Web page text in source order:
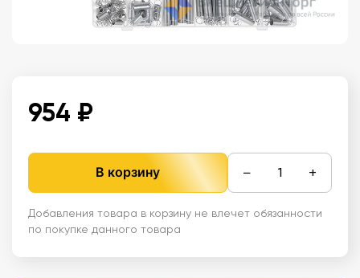
954 ₽
В корзину − +
Добавления товара в корзину не влечет обязанности
по покупке данного товара